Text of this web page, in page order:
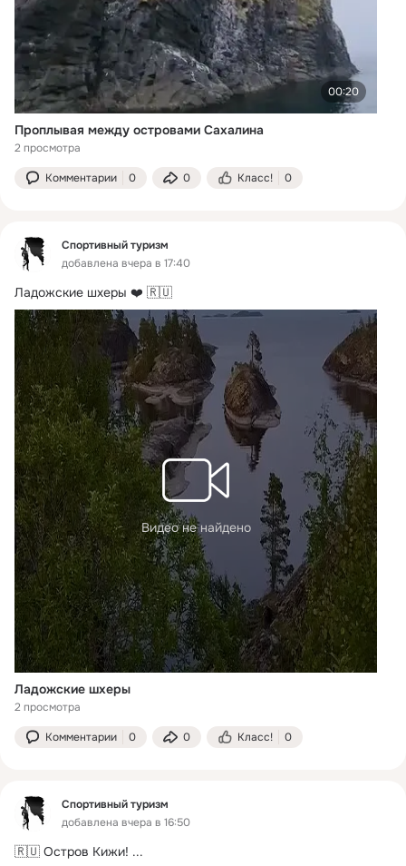
00:20
Проплывая между островами Сахалина
2 просмотра
Комментарии 0 0 Класс! 0
Спортивный туризм
добавлена вчера в 17:40
Ладожские шхеры ❤️ 🇷🇺
Видео не найдено
Ладожские шхеры
2 просмотра
Комментарии 0 0 Класс! 0
Спортивный туризм
добавлена вчера в 16:50
🇷🇺 Остров Кижи! ...